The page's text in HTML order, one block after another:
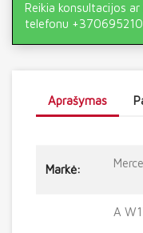
Reikia konsultacijos
telefonu
Aprašymas
Markė:
A